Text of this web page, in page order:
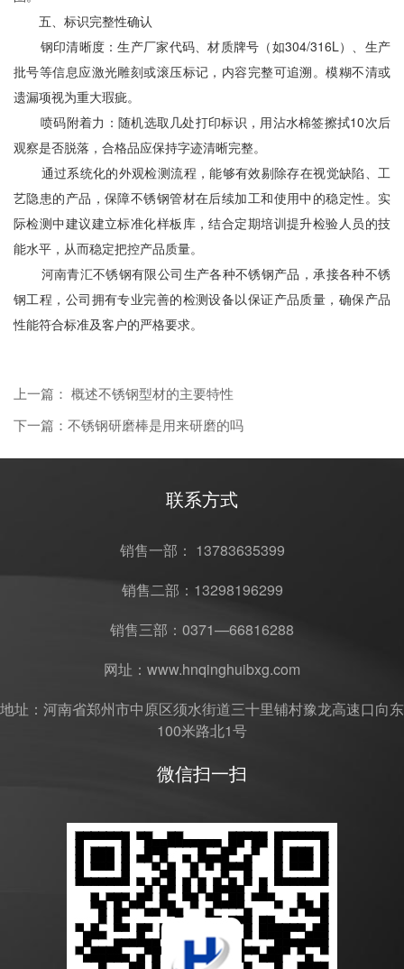
五、标识完整性确认
钢印清晰度：生产厂家代码、材质牌号（如304/316L）、生产
批号等信息应激光雕刻或滚压标记，内容完整可追溯。模糊不清或
遗漏项视为重大瑕疵。
喷码附着力：随机选取几处打印标识，用沾水棉签擦拭10次后
观察是否脱落，合格品应保持字迹清晰完整。
通过系统化的外观检测流程，能够有效剔除存在视觉缺陷、工
艺隐患的产品，保障不锈钢管材在后续加工和使用中的稳定性。实
际检测中建议建立标准化样板库，结合定期培训提升检验人员的技
能水平，从而稳定把控产品质量。
河南青汇不锈钢有限公司生产各种不锈钢产品，承接各种不锈
钢工程，公司拥有专业完善的检测设备以保证产品质量，确保产品
性能符合标准及客户的严格要求。
上一篇： 概述不锈钢型材的主要特性
下一篇：不锈钢研磨棒是用来研磨的吗
联系方式
销售一部： 13783635399
销售二部：13298196299
销售三部：0371—66816288
网址：www.hnqinghuibxg.com
地址：河南省郑州市中原区须水街道三十里铺村豫龙高速口向东
100米路北1号
微信扫一扫